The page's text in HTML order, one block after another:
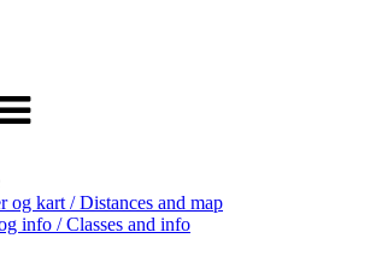
og kart / Distances and map
info / Classes and info